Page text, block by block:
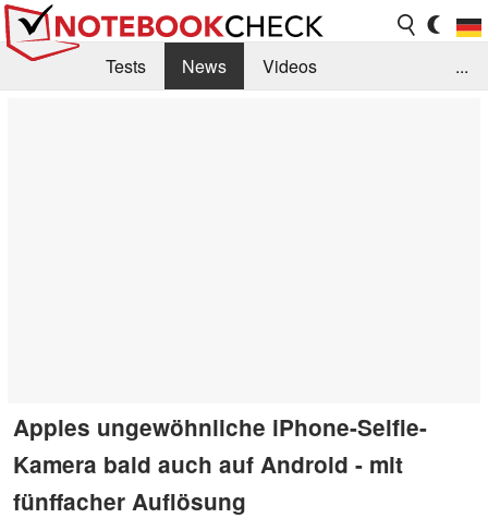
Tests News
Videos
...
Apples ungewöhnliche iPhone-Selfie-
Kamera bald auch auf Android - mit
fünffacher Auflösung